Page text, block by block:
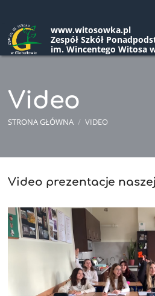
www.witosowka.pl
Zespół Szkół
im. Wincentego Witosa
Video
STRONA GŁÓWNA / VIDEO
Video
Video prezentacje naszej